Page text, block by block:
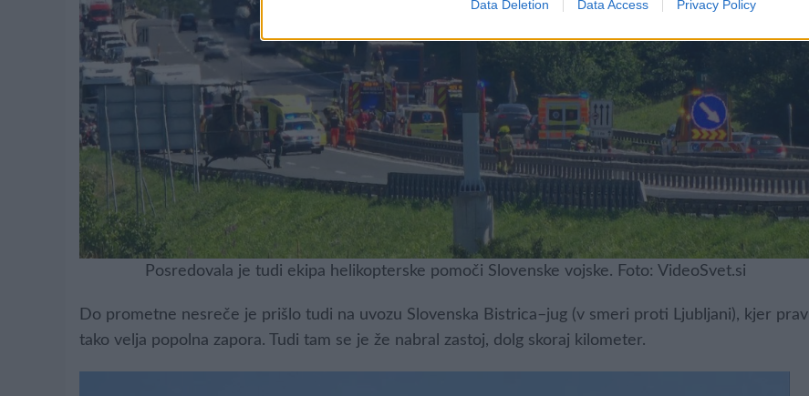
Data Deletion Data Access Privacy Policy
Posredovala je tudi ekipa helikopterske pomoči Slovenske vojske. Foto: VideoSvet.si
Do prometne nesreče je prišlo tudi na uvozu Slovenska Bistrica–jug (v smeri proti Ljubljani), kjer prav
tako velja popolna zapora. Tudi tam se je že nabral zastoj, dolg skoraj kilometer.